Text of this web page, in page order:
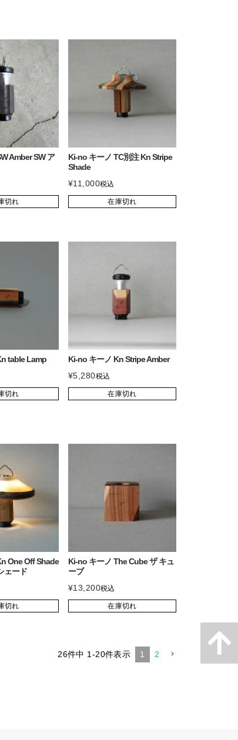
Amber SW ア
切れ
Ki-no キーノ TC別注 Kn Stripe
Shade
¥11,000税込
在庫切れ
table Lamp
切れ
Ki-no キーノ Kn Stripe Amber
¥5,280税込
在庫切れ
One Off Shade
ェード
切れ
Ki-no キーノ The Cube ザ キュ
ーブ
¥13,200税込
在庫切れ
26件中 1 -20件表示 1 2